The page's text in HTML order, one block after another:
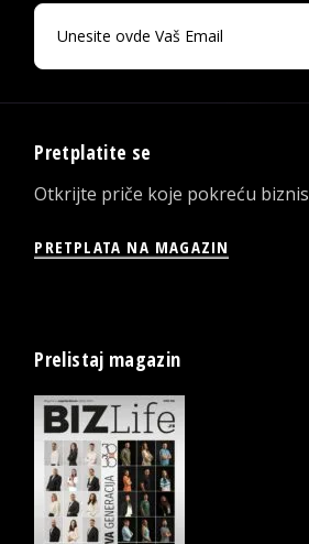
Pretplatite se
Otkrijte priče koje pokreću biznis
PRETPLATA NA MAGAZIN
Prelistaj magazin